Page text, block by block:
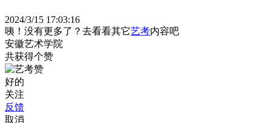
2024/3/15 17:03:16
咦！没有更多了？去看看其它艺考内容吧
安徽艺术学院
共获得个赞
好的
关注
反馈
取消